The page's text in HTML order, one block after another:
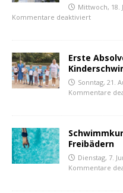
Mittwoch, 18.
Kommentare deaktiviert
Erste
Sonntag, 21.
Kommentare
Freibädern
Dienstag, 7.
Kommentare